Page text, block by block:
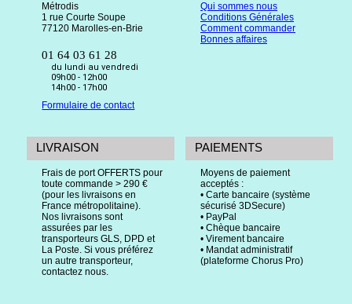
Métrodis
1 rue Courte Soupe
77120 Marolles-en-Brie
01 64 03 61 28
du lundi au vendredi
09h00 - 12h00
14h00 - 17h00
Formulaire de contact
Qui sommes nous
Conditions Générales
Comment commander
Bonnes affaires
LIVRAISON
Frais de port OFFERTS pour
toute commande > 290 €
(pour les livraisons en
France métropolitaine).
Nos livraisons sont
assurées par les
transporteurs GLS, DPD et
La Poste. Si vous préférez
un autre transporteur,
contactez nous.
PAIEMENTS
Moyens de paiement
acceptés :
• Carte bancaire (système
sécurisé 3DSecure)
• PayPal
• Chèque bancaire
• Virement bancaire
• Mandat administratif
(plateforme Chorus Pro)